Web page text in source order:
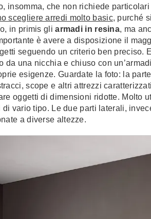
insomma, che non richiede
scegliere arredi molto basic, purché
in primis gliarmadi in resina, ma
è avere a disposizione il
seguendo un criterio ben preciso.
da una nicchia e chiuso con
esigenze. Guardate la foto: la
scope e altri attrezzi
oggetti di dimensioni ridotte. Molto
di vario tipo. Le due parti laterali,
a diverse altezze.